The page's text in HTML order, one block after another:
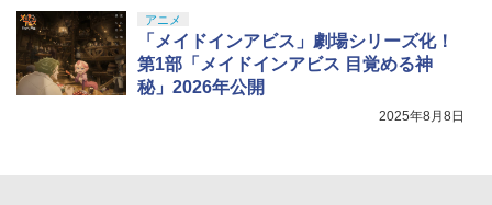
アニメ
「メイドインアビス」劇場シリーズ化！
第1部「メイドインアビス 目覚める神
秘」2026年公開
2025年8月8日